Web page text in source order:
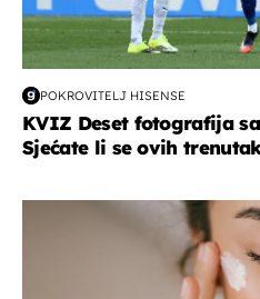
POKROVITELJ HISENSE
KVIZ Deset fotografija
Sjećate li se ovih
moda & ljepota